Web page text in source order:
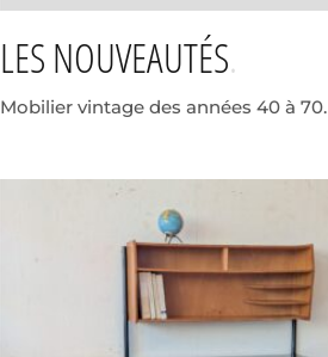
LES NOUVEAUTÉS
Mobilier vintage des années 40 à 70.